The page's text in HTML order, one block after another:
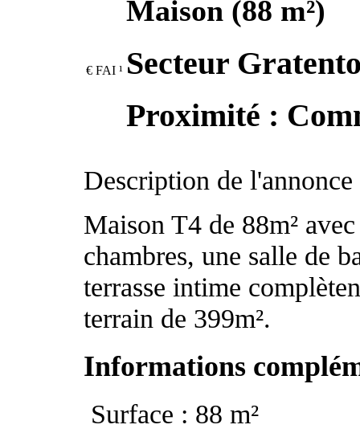
€ FAI ¹
Maison (88 m²)
Secteur
Proximité :
Description de l'annonce
Maison T4 de 88m²
chambres, une salle de
terrasse intime
terrain de 399m².
Informations
Surface : 88 m²